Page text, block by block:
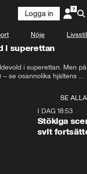
Logga in
Nöje Livsstil
i superettan
i superettan. Men på
se osannolika hjältens
SE ALLA
I DAG 18:53
Stökiga
svit